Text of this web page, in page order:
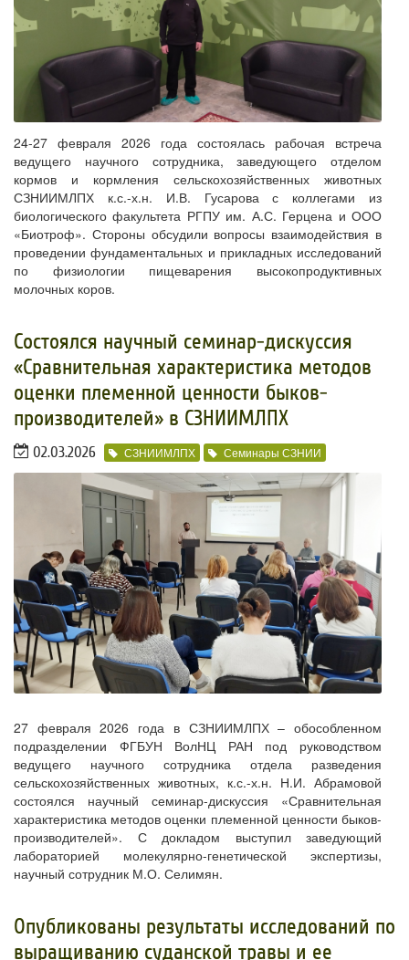
24-27 февраля 2026 года состоялась рабочая встреча
ведущего научного сотрудника, заведующего отделом
кормов и кормления сельскохозяйственных животных
СЗНИИМЛПХ к.с.-х.н. И.В. Гусарова с коллегами из
биологического факультета РГПУ им. А.С. Герцена и ООО
«Биотроф». Стороны обсудили вопросы взаимодействия в
проведении фундаментальных и прикладных исследований
по физиологии пищеварения высокопродуктивных
молочных коров.
​Состоялся научный семинар-дискуссия
«Сравнительная характеристика методов
оценки племенной ценности быков-
производителей» в СЗНИИМЛПХ
02.03.2026 СЗНИИМЛПХ Семинары СЗНИИ
27 февраля 2026 года в СЗНИИМЛПХ – обособленном
подразделении ФГБУН ВолНЦ РАН под руководством
ведущего научного сотрудника отдела разведения
сельскохозяйственных животных, к.с.-х.н. Н.И. Абрамовой
состоялся научный семинар-дискуссия «Сравнительная
характеристика методов оценки племенной ценности быков-
производителей». С докладом выступил заведующий
лабораторией молекулярно-генетической экспертизы,
научный сотрудник М.О. Селимян.
​Опубликованы результаты исследований по
выращиванию суданской травы и ее